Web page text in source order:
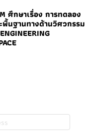
ศึกษาเรื่อง การทดลอง
นฐานทางด้านวิศวกรรม